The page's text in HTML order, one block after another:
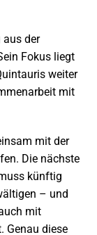
aus der
Fokus liegt
weiter
mit
mit der
Die nächste
künftig
– und
mit
Genau diese